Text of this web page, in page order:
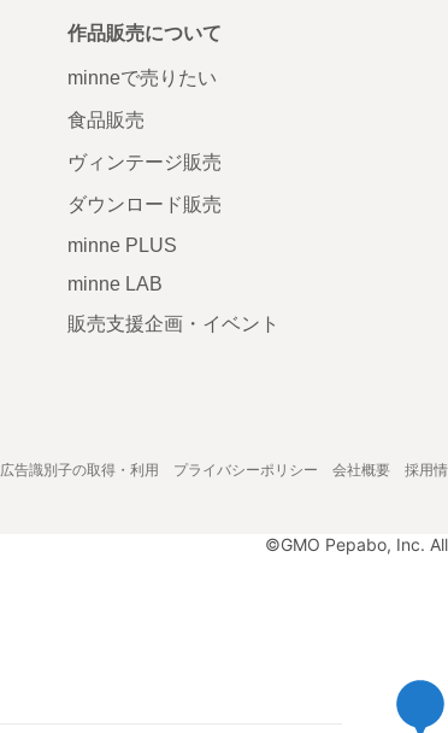
作品販売について
minneで売りたい
食品販売
ヴィンテージ販売
ダウンロード販売
minne PLUS
minne LAB
販売支援企画・イベント
広告識別子の取得・利用 プライバシーポリシー 会社概要 採用
©GMO Pepabo, Inc.